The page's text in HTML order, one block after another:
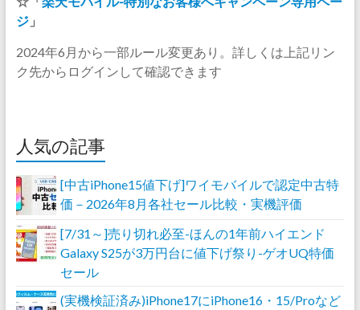
ジ」
2024年6月から一部ルール変更あり。詳しくは上記リン
ク先からログインして確認できます
人気の記事
[中古iPhone15値下げ]ワイモバイルで認定中古特
価－2026年8月各社セール比較・実機評価
[7/31～]売り切れ必至-ほんの1年前ハイエンド
Galaxy S25が3万円台に値下げ祭り-ゲオUQ特価
セール
(実機検証済み)iPhone17にiPhone16・15/Proなど